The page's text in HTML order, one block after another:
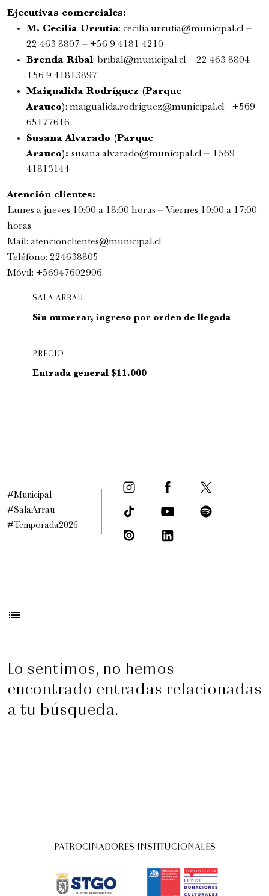
Romeo y Julieta | 2026
Ópera
5:00 pm
Ejecutivas comerciales:
M. Cecilia Urrutia: cecilia.urrutia@municipal.cl –
22 463 8807 – +56 9 4181 4210
Brenda Ribal: bribal@municipal.cl – 22 463 8804 –
+56 9 41813897
Maigualida Rodríguez (Parque
Arauco): maigualida.rodriguez@municipal.cl– +569
65177616
Susana Alvarado (Parque
Arauco): susana.alvarado@municipal.cl – +569
41813144
Atención clientes:
Lunes a jueves 10:00 a 18:00 horas – Viernes 10:00 a 17:00
horas
Mail: atencionclientes@municipal.cl
Teléfono: 224638805
Móvil: +56947602906
SALA ARRAU
Sin numerar, ingreso por orden de llegada
PRECIO
Entrada general $11.000
#Municipal
#SalaArrau
#Temporada2026
list
Lo sentimos, no hemos
encontrado entradas relacionadas
a tu búsqueda.
PATROCINADORES INSTITUCIONALES